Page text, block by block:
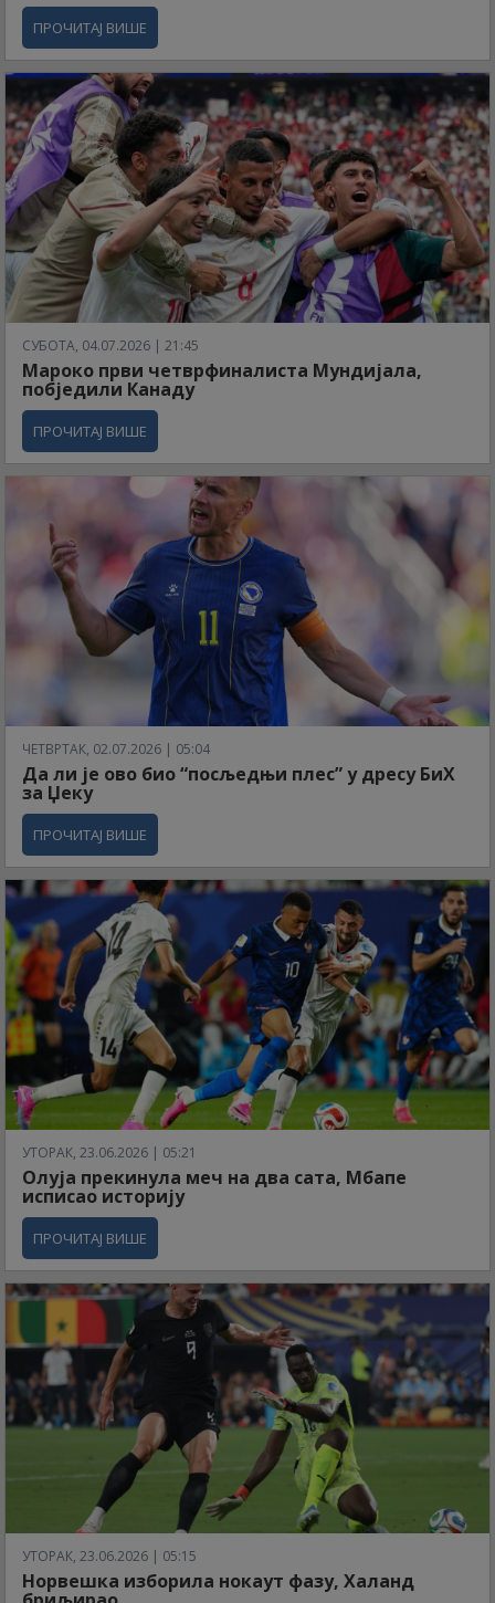
ПРОЧИТАЈ ВИШЕ
СУБОТА, 04.07.2026 | 21:45
Мароко први четврфиналиста Мундијала,
побједили Канаду
ПРОЧИТАЈ ВИШЕ
ЧЕТВРТАК, 02.07.2026 | 05:04
Да ли је ово био “посљедњи плес” у дресу БиХ
за Џеку
ПРОЧИТАЈ ВИШЕ
УТОРАК, 23.06.2026 | 05:21
Олуја прекинула меч на два сата, Мбапе
исписао историју
ПРОЧИТАЈ ВИШЕ
УТОРАК, 23.06.2026 | 05:15
Норвешка изборила нокаут фазу, Халанд